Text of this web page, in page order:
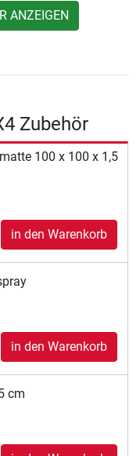
ANZEIGEN
Zubehör
100 x 100 x 1,5
in den Warenkorb
in den Warenkorb
cm